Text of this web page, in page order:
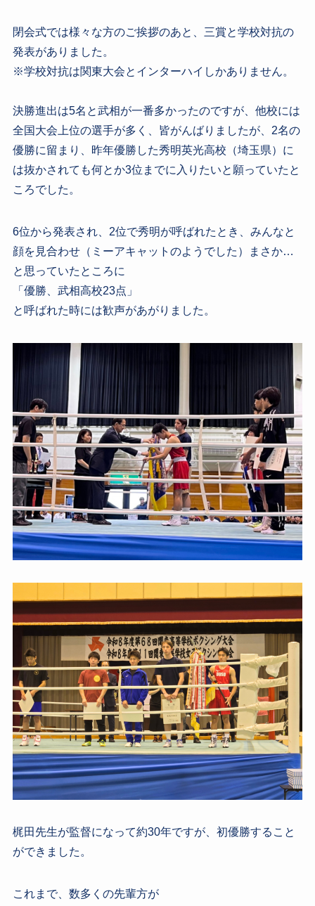
閉会式では様々な方のご挨拶のあと、三賞と学校対抗の
発表がありました。
※学校対抗は関東大会とインターハイしかありません。
決勝進出は5名と武相が一番多かったのですが、他校には
全国大会上位の選手が多く、皆がんばりましたが、2名の
優勝に留まり、昨年優勝した秀明英光高校（埼玉県）に
は抜かされても何とか3位までに入りたいと願っていたと
ころでした。
6位から発表され、2位で秀明が呼ばれたとき、みんなと
顔を見合わせ（ミーアキャットのようでした）まさか…
と思っていたところに
「優勝、武相高校23点」
と呼ばれた時には歓声があがりました。
梶田先生が監督になって約30年ですが、初優勝すること
ができました。
これまで、数多くの先輩方が